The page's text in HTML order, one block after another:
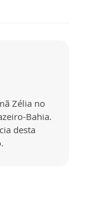
Zélia no
Bahia.
desta